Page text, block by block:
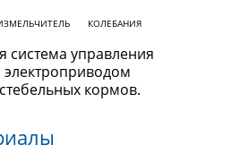
КОЛЕБАНИЯ
система управления
кормов.